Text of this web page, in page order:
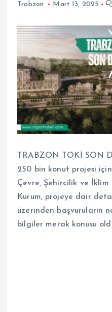
Trabzon Mart 13, 2025
TRABZON TOKİ SON
250 bin konut projesi
Çevre, Şehircilik ve
Kurum, projeye dair
üzerinden başvuruların
bilgiler merak konusu